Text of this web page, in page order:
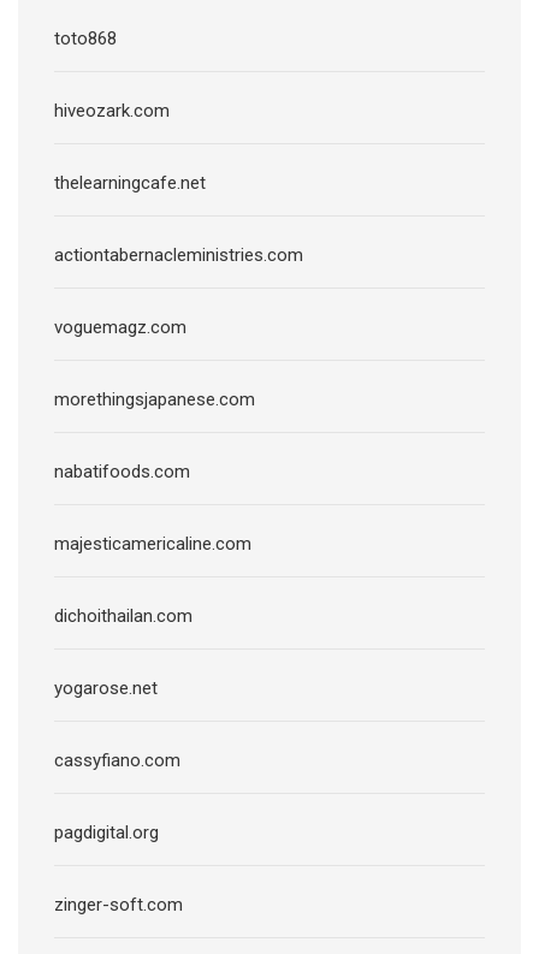
toto868
hiveozark.com
thelearningcafe.net
actiontabernacleministries.com
voguemagz.com
morethingsjapanese.com
nabatifoods.com
majesticamericaline.com
dichoithailan.com
yogarose.net
cassyfiano.com
pagdigital.org
zinger-soft.com